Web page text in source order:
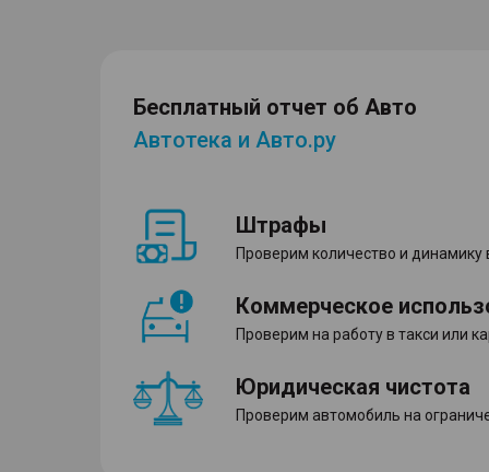
Бесплатный отчет об Авто
Автотека и Авто.ру
Штрафы
Проверим количество и динамику
Коммерческое
Проверим на работу в такси или
Юридическая чистота
Проверим автомобиль на